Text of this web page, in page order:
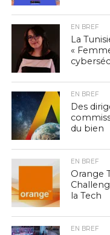
EN BREF
La
«
EN BREF
Des
du bien
EN BREF
Orange
la Tech
EN BREF